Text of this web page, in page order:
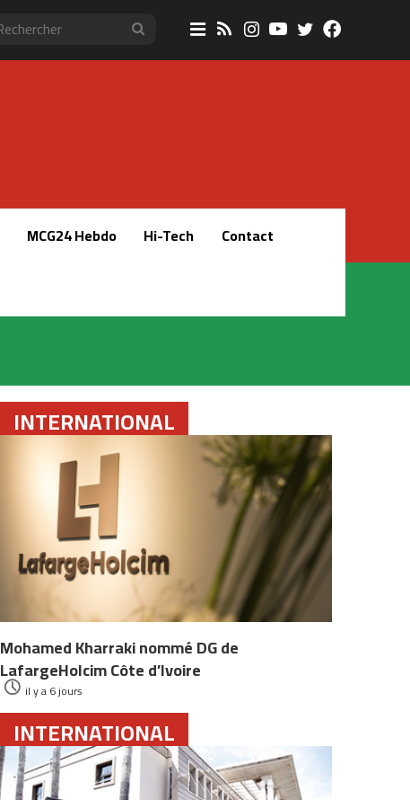
RechercherSidebar
(barre
RSSInstagram
YouTube
Twitter
MCG24 Hebdo Hi-Tech
Contact
INTERNATIONAL
Mohamed Kharraki nommé DG de
LafargeHolcim Côte d’Ivoire
il y a 6 jours
INTERNATIONAL